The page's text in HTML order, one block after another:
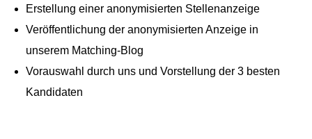
Erstellung einer anonymisierten Stellenanzeige
Veröffentlichung der anonymisierten Anzeige in
unserem Matching-Blog
Vorauswahl durch uns und Vorstellung der 3 besten
Kandidaten